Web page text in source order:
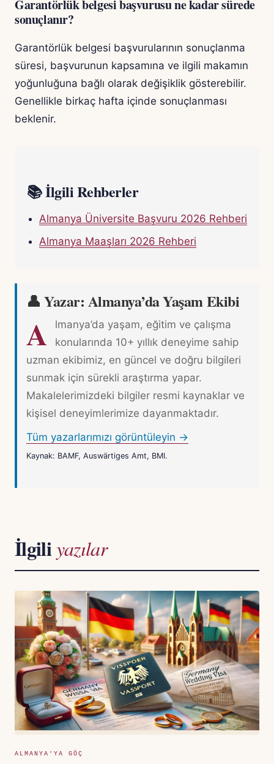
Garantörlük belgesi başvurusu ne kadar sürede
sonuçlanır?
Garantörlük belgesi başvurularının sonuçlanma
süresi, başvurunun kapsamına ve ilgili makamın
yoğunluğuna bağlı olarak değişiklik gösterebilir.
Genellikle birkaç hafta içinde sonuçlanması
beklenir.
📚 İlgili Rehberler
Almanya Üniversite Başvuru 2026 Rehberi
Almanya Maaşları 2026 Rehberi
👤 Yazar: Almanya’da Yaşam Ekibi
A
lmanya’da yaşam, eğitim ve çalışma
konularında 10+ yıllık deneyime sahip
uzman ekibimiz, en güncel ve doğru bilgileri
sunmak için sürekli araştırma yapar.
Makalelerimizdeki bilgiler resmi kaynaklar ve
kişisel deneyimlerimize dayanmaktadır.
Tüm yazarlarımızı görüntüleyin →
Kaynak: BAMF, Auswärtiges Amt, BMI.
İlgiliyazılar
ALMANYA'YA GÖÇ